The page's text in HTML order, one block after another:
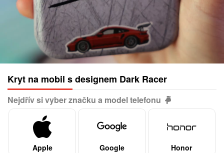
Kryt na mobil s designem Dark Racer
Nejdřív si vyber značku a model telefonu
Apple Google Honor